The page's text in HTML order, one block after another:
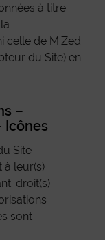
à titre
celle de M.Zed
du Site) en
–
Icônes
Site
leur(s)
droit(s).
sont